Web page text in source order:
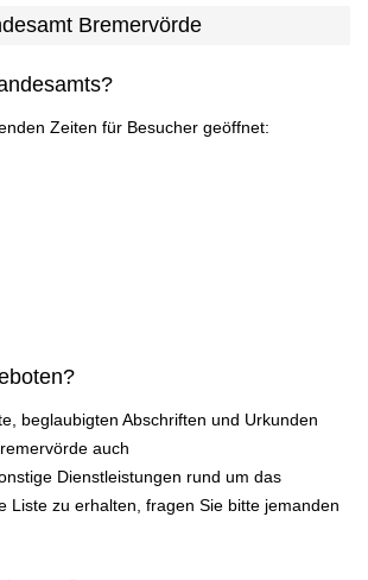
Bremervörde
Zeiten für Besucher geöffnet:
beglaubigten Abschriften und Urkunden
auch
Dienstleistungen rund um das
Liste zu erhalten, fragen Sie bitte jemanden